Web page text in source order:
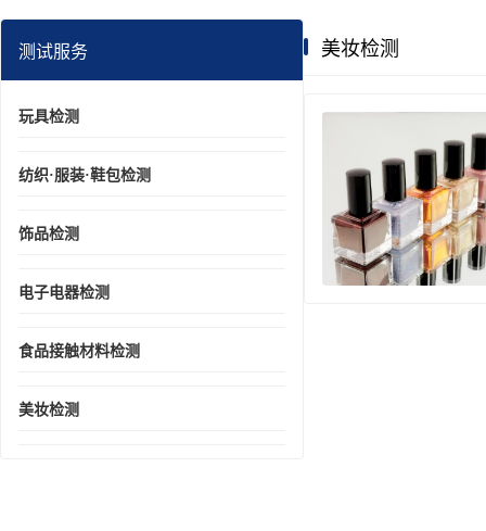
测试服务
玩具检测
纺织·服装·鞋包检测
饰品检测
电子电器检测
食品接触材料检测
美妆检测
美妆检测